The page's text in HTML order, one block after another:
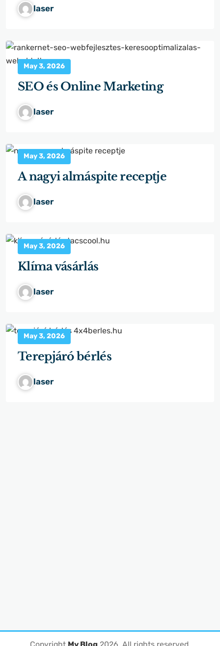
laser
May 3, 2026
SEO és Online Marketing
laser
May 3, 2026
A nagyi almáspite receptje
laser
May 3, 2026
Klíma vásárlás
laser
May 3, 2026
Terepjáró bérlés
laser